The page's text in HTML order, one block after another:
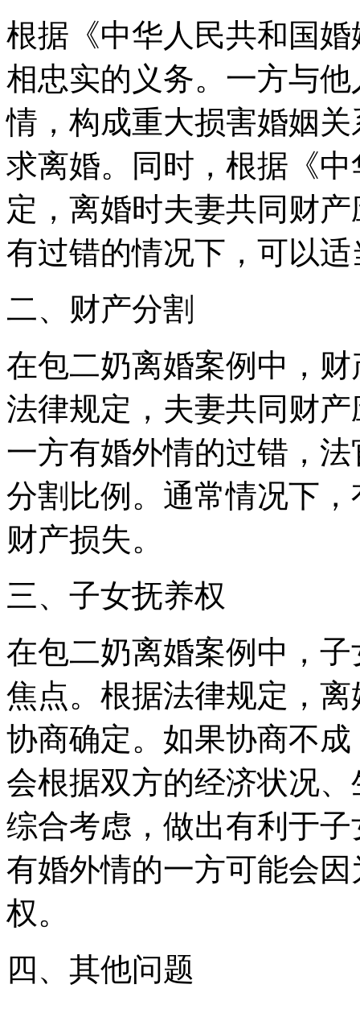
根据《中华人民共和国
相忠实的义务。一方与
情，构成重大损害婚姻
求离婚。同时，根据《
定，离婚时夫妻共同财
有过错的情况下，可以
二、财产分割
在包二奶离婚案例中，
法律规定，夫妻共同财
一方有婚外情的过错，
分割比例。通常情况下
财产损失。
三、子女抚养权
在包二奶离婚案例中，
焦点。根据法律规定，
协商确定。如果协商不
会根据双方的经济状况
综合考虑，做出有利于
有婚外情的一方可能会
权。
四、其他问题